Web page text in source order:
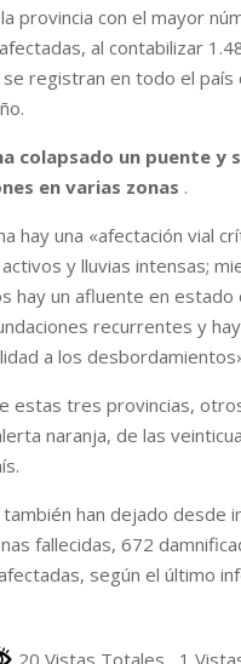
provincia con el mayor
al contabilizar
registran en todo el país
colapsado un puente y
en varias zonas .
hay una «afectación vial
y lluvias intensas;
hay un afluente en estado
recurrentes y
a los
estas tres provincias,
naranja, de las
también han dejado desde
fallecidas, 672
según el último
20 Vistas Totales , 1